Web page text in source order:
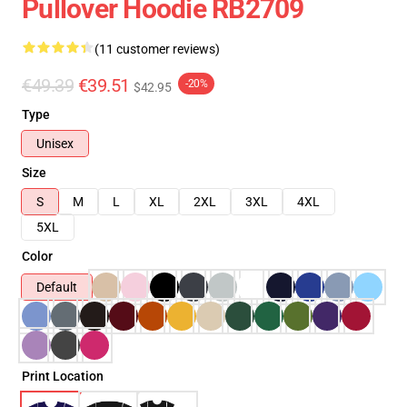
Pullover Hoodie RB2709
(11 customer reviews)
€49.39 €39.51 $42.95 -20%
Type
Unisex
Size
S
M L XL 2XL 3XL
4XL
5XL
Color
Default
Print Location